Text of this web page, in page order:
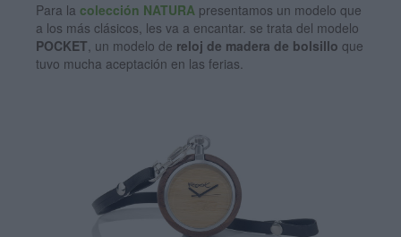
Para la colección NATURA presentamos un modelo que
a los más clásicos, les va a encantar. se trata del modelo
POCKET, un modelo de reloj de madera de bolsillo que
tuvo mucha aceptación en las ferias.